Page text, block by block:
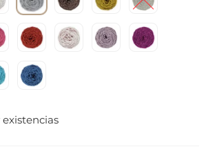
existencias